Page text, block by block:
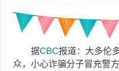
据CBC报道：大多伦
众，小心诈骗分子冒充警